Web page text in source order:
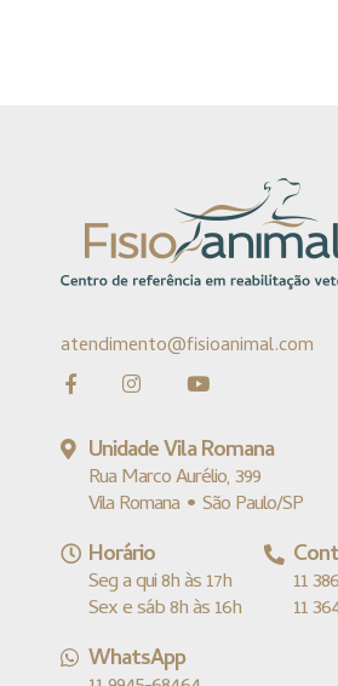
atendimento@fisioanimal.com
Unidade Vila Romana
Rua Marco Aurélio, 399
Vila Romana • São Paulo/SP
Horário
Seg a qui 8h às 17h
Sex e sáb 8h às 16h
11
11
WhatsApp